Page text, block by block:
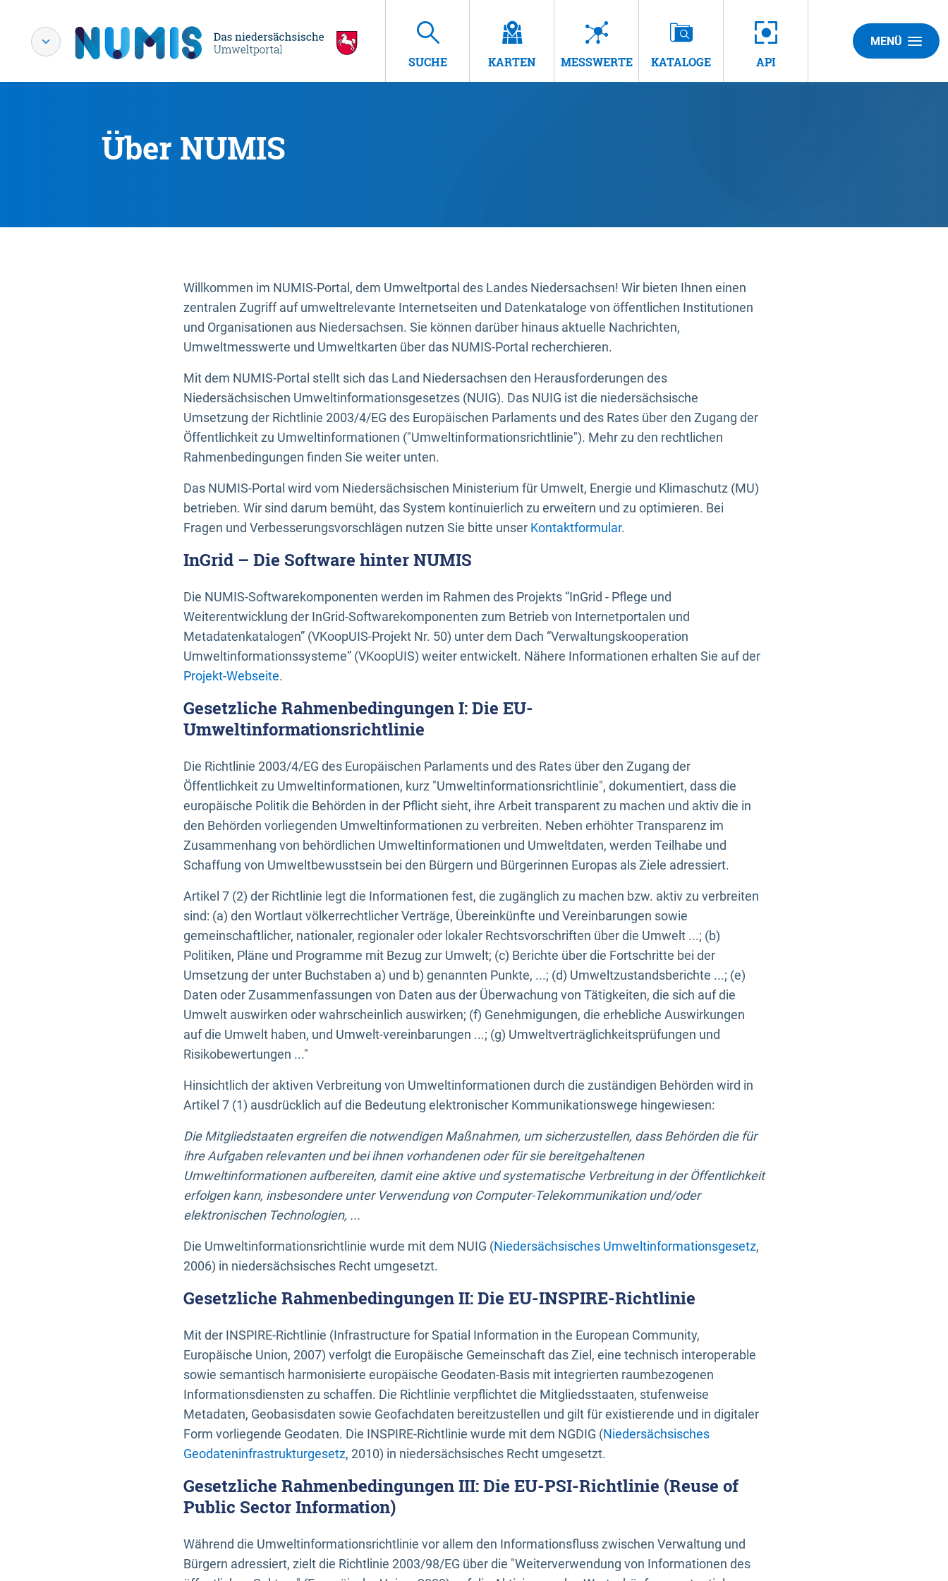
SUCHE KARTEN MESSWERTE KATALOGE API
MENÜ
Über NUMIS
Willkommen im NUMIS-Portal, dem Umweltportal des Landes Niedersachsen! Wir bieten Ihnen einen
zentralen Zugriff auf umweltrelevante Internetseiten und Datenkataloge von öffentlichen Institutionen
und Organisationen aus Niedersachsen. Sie können darüber hinaus aktuelle Nachrichten,
Umweltmesswerte und Umweltkarten über das NUMIS-Portal recherchieren.
Mit dem NUMIS-Portal stellt sich das Land Niedersachsen den Herausforderungen des
Niedersächsischen Umweltinformationsgesetzes (NUIG). Das NUIG ist die niedersächsische
Umsetzung der Richtlinie 2003/4/EG des Europäischen Parlaments und des Rates über den Zugang der
Öffentlichkeit zu Umweltinformationen ("Umweltinformationsrichtlinie"). Mehr zu den rechtlichen
Rahmenbedingungen finden Sie weiter unten.
Das NUMIS-Portal wird vom Niedersächsischen Ministerium für Umwelt, Energie und Klimaschutz (MU)
betrieben. Wir sind darum bemüht, das System kontinuierlich zu erweitern und zu optimieren. Bei
Fragen und Verbesserungsvorschlägen nutzen Sie bitte unser Kontaktformular.
InGrid – Die Software hinter NUMIS
Die NUMIS-Softwarekomponenten werden im Rahmen des Projekts “InGrid - Pflege und
Weiterentwicklung der InGrid-Softwarekomponenten zum Betrieb von Internetportalen und
Metadatenkatalogen” (VKoopUIS-Projekt Nr. 50) unter dem Dach “Verwaltungskooperation
Umweltinformationssysteme” (VKoopUIS) weiter entwickelt. Nähere Informationen erhalten Sie auf der
Projekt-Webseite.
Gesetzliche Rahmenbedingungen I: Die EU-
Umweltinformationsrichtlinie
Die Richtlinie 2003/4/EG des Europäischen Parlaments und des Rates über den Zugang der
Öffentlichkeit zu Umweltinformationen, kurz "Umweltinformationsrichtlinie", dokumentiert, dass die
europäische Politik die Behörden in der Pflicht sieht, ihre Arbeit transparent zu machen und aktiv die in
den Behörden vorliegenden Umweltinformationen zu verbreiten. Neben erhöhter Transparenz im
Zusammenhang von behördlichen Umweltinformationen und Umweltdaten, werden Teilhabe und
Schaffung von Umweltbewusstsein bei den Bürgern und Bürgerinnen Europas als Ziele adressiert.
Artikel 7 (2) der Richtlinie legt die Informationen fest, die zugänglich zu machen bzw. aktiv zu verbreiten
sind: (a) den Wortlaut völkerrechtlicher Verträge, Übereinkünfte und Vereinbarungen sowie
gemeinschaftlicher, nationaler, regionaler oder lokaler Rechtsvorschriften über die Umwelt ...; (b)
Politiken, Pläne und Programme mit Bezug zur Umwelt; (c) Berichte über die Fortschritte bei der
Umsetzung der unter Buchstaben a) und b) genannten Punkte, ...; (d) Umweltzustandsberichte ...; (e)
Daten oder Zusammenfassungen von Daten aus der Überwachung von Tätigkeiten, die sich auf die
Umwelt auswirken oder wahrscheinlich auswirken; (f) Genehmigungen, die erhebliche Auswirkungen
auf die Umwelt haben, und Umwelt-vereinbarungen ...; (g) Umweltverträglichkeitsprüfungen und
Risikobewertungen ..."
Hinsichtlich der aktiven Verbreitung von Umweltinformationen durch die zuständigen Behörden wird in
Artikel 7 (1) ausdrücklich auf die Bedeutung elektronischer Kommunikationswege hingewiesen:
Die Mitgliedstaaten ergreifen die notwendigen Maßnahmen, um sicherzustellen, dass Behörden die für
ihre Aufgaben relevanten und bei ihnen vorhandenen oder für sie bereitgehaltenen
Umweltinformationen aufbereiten, damit eine aktive und systematische Verbreitung in der Öffentlichkeit
erfolgen kann, insbesondere unter Verwendung von Computer-Telekommunikation und/oder
elektronischen Technologien, ...
Die Umweltinformationsrichtlinie wurde mit dem NUIG (Niedersächsisches Umweltinformationsgesetz,
2006) in niedersächsisches Recht umgesetzt.
Gesetzliche Rahmenbedingungen II: Die EU-INSPIRE-Richtlinie
Mit der INSPIRE-Richtlinie (Infrastructure for Spatial Information in the European Community,
Europäische Union, 2007) verfolgt die Europäische Gemeinschaft das Ziel, eine technisch interoperable
sowie semantisch harmonisierte europäische Geodaten-Basis mit integrierten raumbezogenen
Informationsdiensten zu schaffen. Die Richtlinie verpflichtet die Mitgliedsstaaten, stufenweise
Metadaten, Geobasisdaten sowie Geofachdaten bereitzustellen und gilt für existierende und in digitaler
Form vorliegende Geodaten. Die INSPIRE-Richtlinie wurde mit dem NGDIG (Niedersächsisches
Geodateninfrastrukturgesetz, 2010) in niedersächsisches Recht umgesetzt.
Gesetzliche Rahmenbedingungen III: Die EU-PSI-Richtlinie (Reuse of
Public Sector Information)
Während die Umweltinformationsrichtlinie vor allem den Informationsfluss zwischen Verwaltung und
Bürgern adressiert, zielt die Richtlinie 2003/98/EG über die "Weiterverwendung von Informationen des